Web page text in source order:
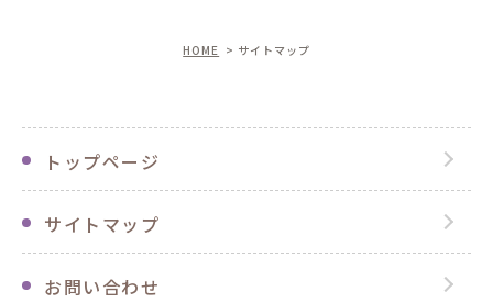
HOME サイトマップ
トップページ
サイトマップ
お問い合わせ